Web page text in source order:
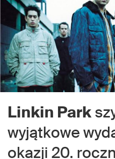
Linkin Park
wyjątkowe
okazji 20.